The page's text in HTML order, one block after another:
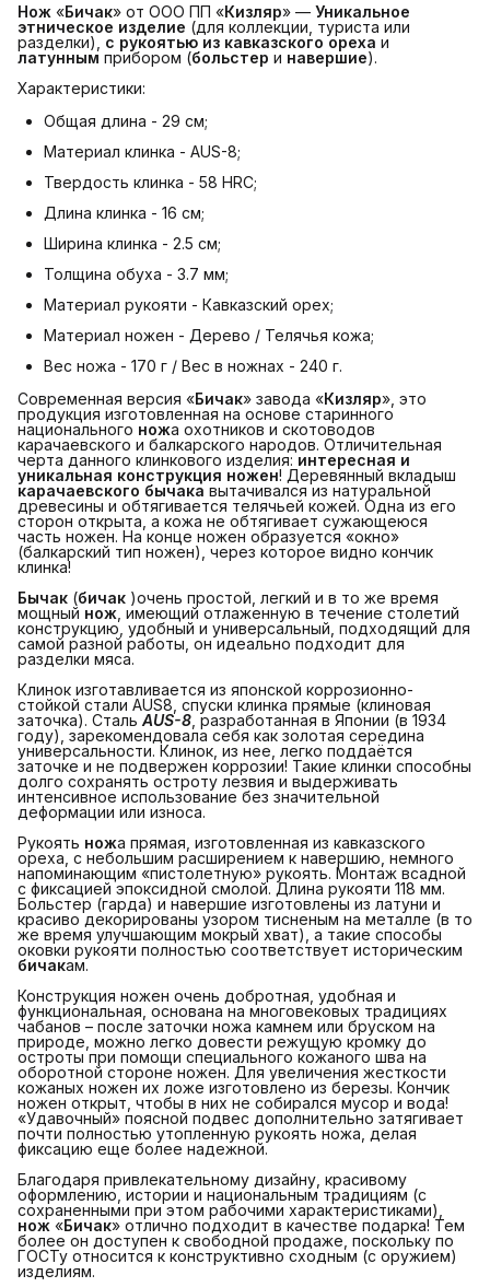
Нож «Бичак» от ООО ПП «Кизляр» — Уникальное
этническое изделие (для коллекции, туриста или
разделки), с рукоятью из кавказского ореха и
латунным прибором (больстер и навершие).
Характеристики:
Общая длина - 29 см;
Материал клинка - AUS-8;
Твердость клинка - 58 HRC;
Длина клинка - 16 см;
Ширина клинка - 2.5 см;
Толщина обуха - 3.7 мм;
Материал рукояти - Кавказский орех;
Материал ножен - Дерево / Телячья кожа;
Вес ножа - 170 г / Вес в ножнах - 240 г.
Современная версия «Бичак» завода «Кизляр», это
продукция изготовленная на основе старинного
национального ножа охотников и скотоводов
карачаевского и балкарского народов. Отличительная
черта данного клинкового изделия: интересная и
уникальная конструкция ножен! Деревянный вкладыш
карачаевского бычака вытачивался из натуральной
древесины и обтягивается телячьей кожей. Одна из его
сторон открыта, а кожа не обтягивает сужающеюся
часть ножен. На конце ножен образуется «окно»
(балкарский тип ножен), через которое видно кончик
клинка!
Бычак (бичак )очень простой, легкий и в то же время
мощный нож , имеющий отлаженную в течение столетий
конструкцию, удобный и универсальный, подходящий для
самой разной работы, он идеально подходит для
разделки мяса.
Клинок изготавливается из японской коррозионно-
стойкой стали AUS8, спуски клинка прямые (клиновая
заточка). Сталь AUS-8 , разработанная в Японии (в 1934
году), зарекомендовала себя как золотая середина
универсальности. Клинок, из нее, легко поддаётся
заточке и не подвержен коррозии! Такие клинки способны
долго сохранять остроту лезвия и выдерживать
интенсивное использование без значительной
деформации или износа.
Рукоять ножа прямая, изготовленная из кавказского
ореха, с небольшим расширением к навершию, немного
напоминающим «пистолетную» рукоять. Монтаж всадной
с фиксацией эпоксидной смолой. Длина рукояти 118 мм.
Больстер (гарда) и навершие изготовлены из латуни и
красиво декорированы узором тисненым на металле (в то
же время улучшающим мокрый хват), а такие способы
оковки рукояти полностью соответствует историческим
бичакам.
Конструкция ножен очень добротная, удобная и
функциональная, основана на многовековых традициях
чабанов – после заточки ножа камнем или бруском на
природе, можно легко довести режущую кромку до
остроты при помощи специального кожаного шва на
оборотной стороне ножен. Для увеличения жесткости
кожаных ножен их ложе изготовлено из березы. Кончик
ножен открыт, чтобы в них не собирался мусор и вода!
«Удавочный» поясной подвес дополнительно затягивает
почти полностью утопленную рукоять ножа, делая
фиксацию еще более надежной.
Благодаря привлекательному дизайну, красивому
оформлению, истории и национальным традициям (с
сохраненными при этом рабочими характеристиками),
нож «Бичак» отлично подходит в качестве подарка! Тем
более он доступен к свободной продаже, поскольку по
ГОСТу относится к конструктивно сходным (с оружием)
изделиям.